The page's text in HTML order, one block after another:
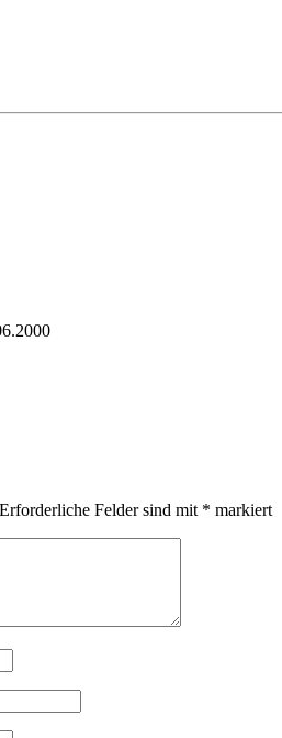
Erforderliche Felder sind mit * markiert